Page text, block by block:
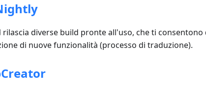
diverse build pronte all'uso, che ti consentono
di nuove funzionalità (processo di traduzione).